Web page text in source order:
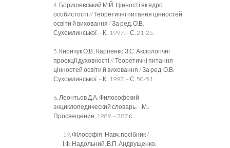
4. Боришевський М.Й. Цінності як ядро
особистості // Теоретичні питання цінностей
освіти й виховання / За ред. О.В.
Сухомлинської. – К., 1997. – С. 21-25.
5. Киричук О.В., Карпенко З.С. Аксіологічні
проекції духовності // Теоретичні питання
цінностей освіти й виховання / За ред. О.В.
Сухомлинської. – К., 1997. – С. 50-51.
6. Леонтьев Д.А. Философский
энциклопедический словарь. – М.:
Просвещение, 1989. – 387 с.
19. Філософія: Навч. посібник /
І.Ф. Надольний, В.П. Андрущенко,